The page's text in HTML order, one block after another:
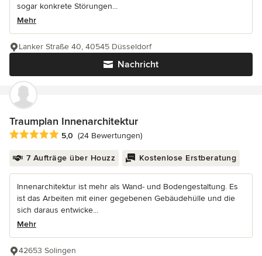
sogar konkrete Störungen...
Mehr
Nachricht
Lanker Straße 40, 40545 Düsseldorf
Traumplan Innenarchitektur
Durchschnittliche Bewertung: 5 von 5 Sternen
5,0 (24 Bewertungen)
7 Aufträge über Houzz Kostenlose Erstberatung
Innenarchitektur ist mehr als Wand- und Bodengestaltung. Es
ist das Arbeiten mit einer gegebenen Gebäudehülle und die
sich daraus entwicke...
Mehr
42653 Solingen